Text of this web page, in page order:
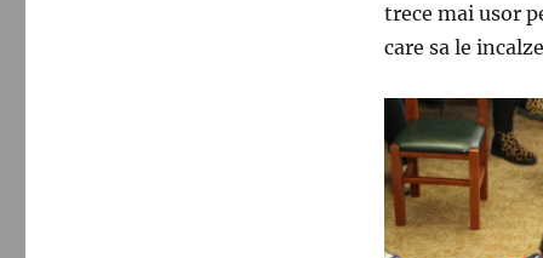
trece mai usor
care sa le